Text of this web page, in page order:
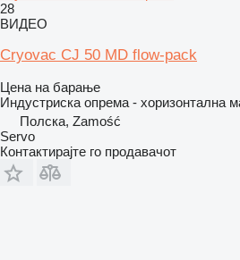
28
ВИДЕО
Cryovac CJ 50 MD flow-pack
Цена на барање
Индустриска опрема - хоризонтална
Полска, Zamość
Servo
Контактирајте го продавачот